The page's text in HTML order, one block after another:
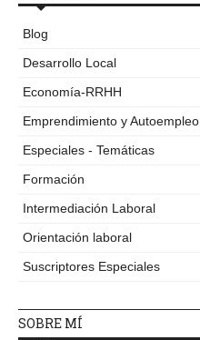
Blog
Desarrollo Local
Economía-RRHH
Emprendimiento y Autoempleo
Especiales - Temáticas
Formación
Intermediación Laboral
Orientación laboral
Suscriptores Especiales
SOBRE MÍ